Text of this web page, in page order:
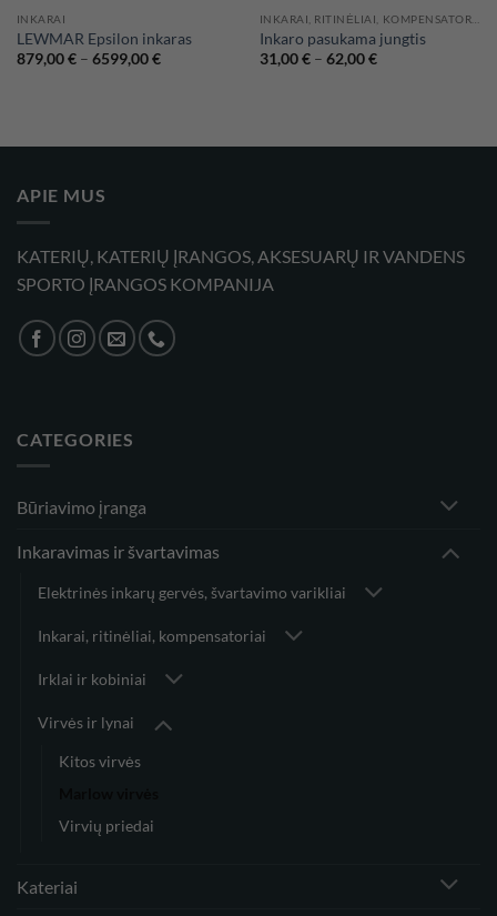
INKARAI
LEWMAR Epsilon inkaras
879,00€ – 6599,00€Price
INKARAI, RITINĖLIAI, KOMPENSATORIAI
Inkaro pasukama jungtis
31,00€ – 62,00€Price
APIE MUS
KATERIŲ, KATERIŲ ĮRANGOS, AKSESUARŲ IR VANDENS
SPORTO ĮRANGOS KOMPANIJA
CATEGORIES
Būriavimo įranga
Inkaravimas ir švartavimas
Elektrinės inkarų gervės, švartavimo varikliai
Inkarai, ritinėliai, kompensatoriai
Irklai ir kobiniai
Virvės ir lynai
Kitos virvės
Virvių priedai
Kateriai